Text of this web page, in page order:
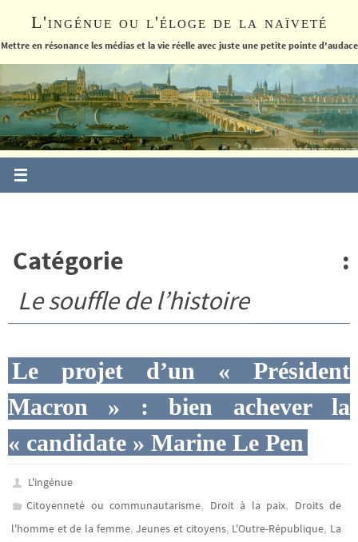
le
L'ingénue ou l'éloge de la naïveté
Mettre en résonance les médias et la vie réelle avec juste une petite pointe d'audace
Catégorie :
Le souffle de l’histoire
Le projet d’un « Président
Macron » : bien achever la
« candidate » Marine Le Pen
L'ingénue
Citoyenneté ou communautarisme, Droit à la paix, Droits de
l'homme et de la femme,Jeunes et citoyens, L'Outre-République, La